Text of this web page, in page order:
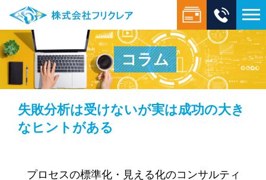
コラム
失敗分析は受けないが実は成功の大き
なヒントがある
プロセスの標準化・見える化のコンサルティ